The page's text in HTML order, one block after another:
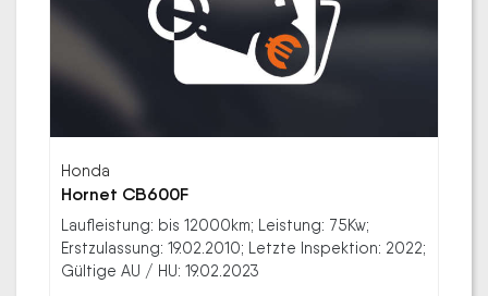
Honda
Hornet CB600F
Laufleistung: bis 12000km; Leistung: 75Kw;
Erstzulassung: 19.02.2010; Letzte Inspektion: 2022;
Gültige AU / HU: 19.02.2023